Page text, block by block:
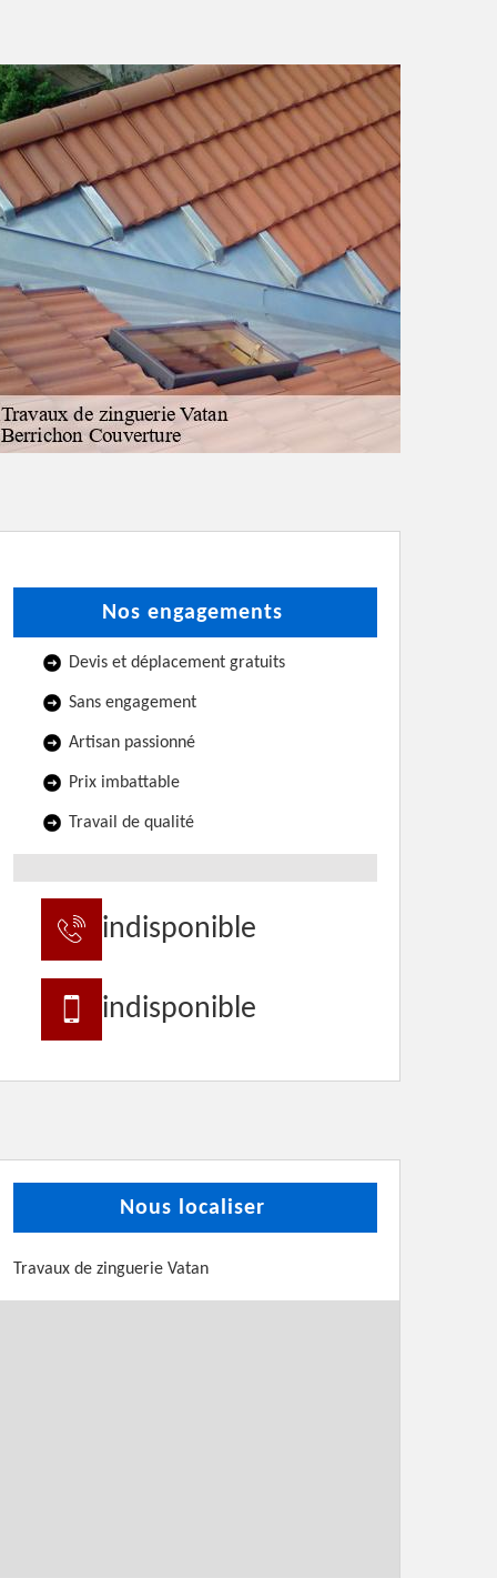
Nos engagements
Devis et déplacement gratuits
Sans engagement
Artisan passionné
Prix imbattable
Travail de qualité
indisponible
indisponible
Nous localiser
Travaux de zinguerie Vatan